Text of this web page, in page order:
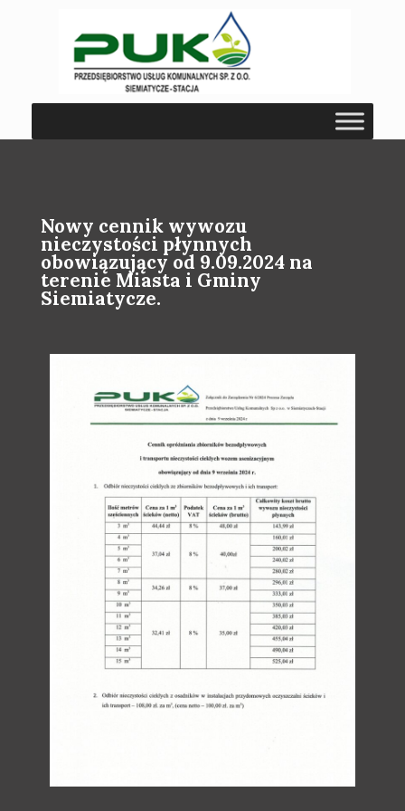
Nowy cennik wywozu
nieczystości płynnych
obowiązujący od 9.09.2024 na
terenie Miasta i Gminy
Siemiatycze.